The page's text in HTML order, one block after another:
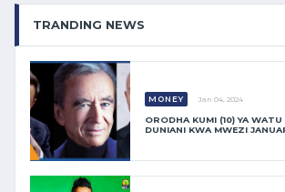
TRANDING NEWS
MONEY Jan 04, 2024
ORODHA KUMI (10) YA
DUNIANI KWA MWEZI